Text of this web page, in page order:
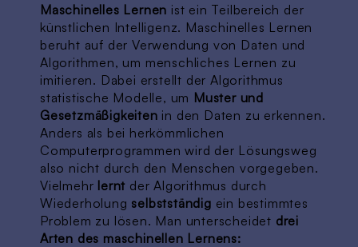
Maschinelles Lernen ist ein Teilbereich der
künstlichen Intelligenz. Maschinelles Lernen
beruht auf der Verwendung von Daten und
Algorithmen, um menschliches Lernen zu
imitieren. Dabei erstellt der Algorithmus
statistische Modelle, um Muster und
Gesetzmäßigkeiten in den Daten zu erkennen.
Anders als bei herkömmlichen
Computerprogrammen wird der Lösungsweg
also nicht durch den Menschen vorgegeben.
Vielmehr lernt der Algorithmus durch
Wiederholung selbstständig ein bestimmtes
Problem zu lösen. Man unterscheidet drei
Arten des maschinellen Lernens: